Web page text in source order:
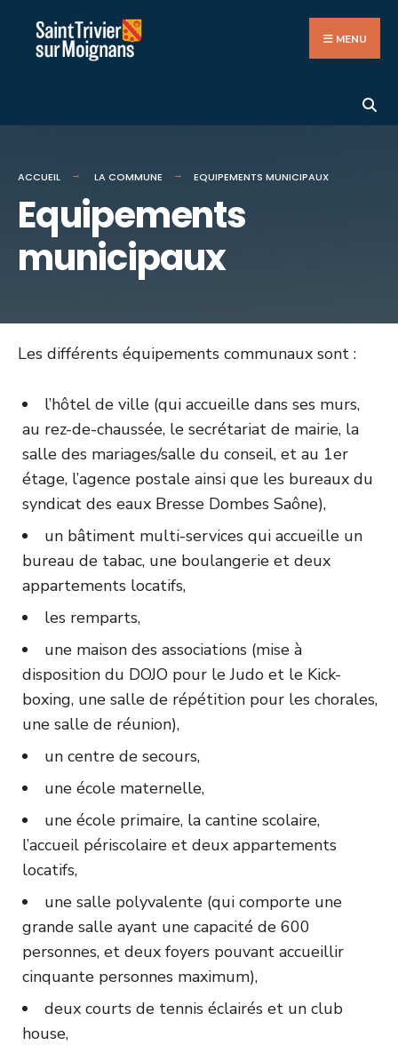
Aller
MENU
ACCUEIL LA COMMUNE EQUIPEMENTS MUNICIPAUX
Equipements
municipaux
Les différents équipements communaux sont :
l’hôtel de ville (qui accueille dans ses murs,
au rez-de-chaussée, le secrétariat de mairie, la
salle des mariages/salle du conseil, et au 1er
étage, l’agence postale ainsi que les bureaux du
syndicat des eaux Bresse Dombes Saône),
un bâtiment multi-services qui accueille un
bureau de tabac, une boulangerie et deux
appartements locatifs,
les remparts,
une maison des associations (mise à
disposition du DOJO pour le Judo et le Kick-
boxing, une salle de répétition pour les chorales,
une salle de réunion),
un centre de secours,
une école maternelle,
une école primaire, la cantine scolaire,
l’accueil périscolaire et deux appartements
locatifs,
une salle polyvalente (qui comporte une
grande salle ayant une capacité de 600
personnes, et deux foyers pouvant accueillir
cinquante personnes maximum),
deux courts de tennis éclairés et un club
house,
for: